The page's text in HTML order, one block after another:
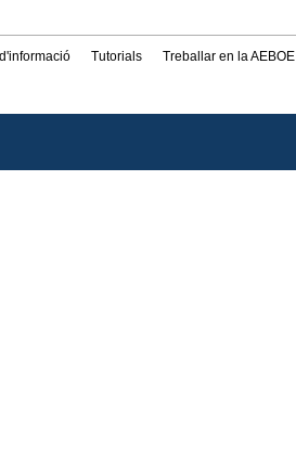
Tutorials Treballar en la AEBOE